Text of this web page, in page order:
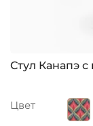
Стул Канапэ
Цвет